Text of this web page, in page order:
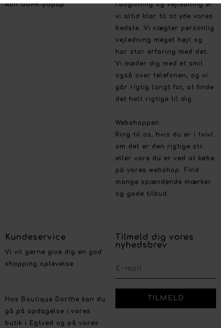
Åbn GDPR-popup
rådgivning og vejledning er
vi altid klar til at yde vores
bedste. Vi vægter personlig
vejledning meget højt og
har stor erfaring med det.
Vi møder dig med et smil
også over telefonen, og vi
går rigtig langt for, at finde
det helt rigtige til dig
Webshoppen
Ring til os, hvis du er i tvivl
om det er den rigtige str.
eller vare du er ved at købe
på vores webshop. Find
mange spændende mærker
og gode tilbud.
Kundeservice
Vi vil gerne give dig en god
shopping oplevelse
Hos Boutique Dorthe kan du
gå på opdagelse i vores
butik i Egtved og på vores
Tilmeld dig vores
nyhedsbrev